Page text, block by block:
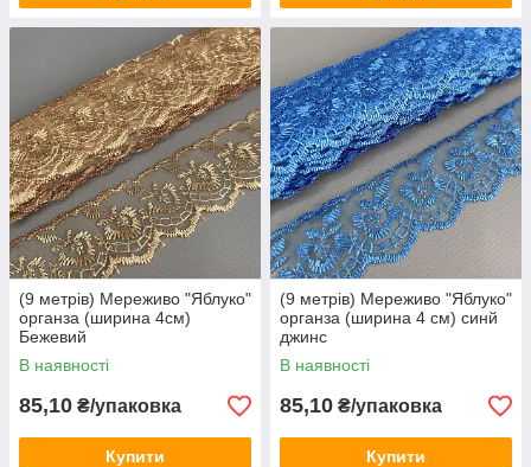
(9 метрів) Мереживо "Яблуко"
органза (ширина 4см)
Бежевий
В наявності
85,10 ₴/упаковка
Купити
(9 метрів) Мереживо "Яблуко"
органза (ширина 4 см) синй
джинс
В наявності
85,10 ₴/упаковка
Купити